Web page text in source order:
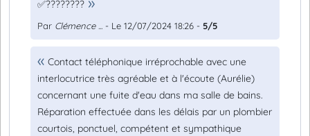
✅????????
Par Clémence ... - Le 12/07/2024 18:26 - 5/5
Contact téléphonique irréprochable avec une
interlocutrice très agréable et à l'écoute (Aurélie)
concernant une fuite d'eau dans ma salle de bains.
Réparation effectuée dans les délais par un plombier
courtois, ponctuel, compétent et sympathique